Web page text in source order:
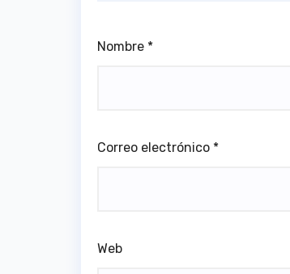
Nombre *
Correo electrónico *
Web